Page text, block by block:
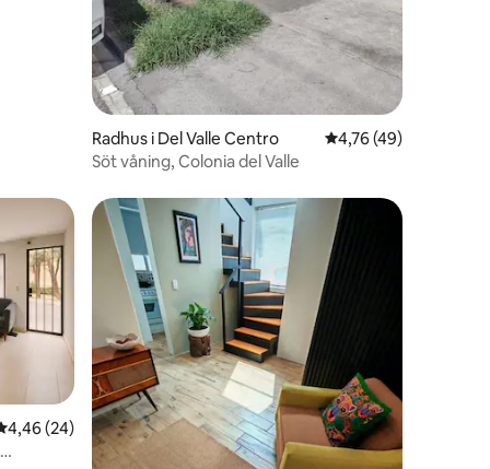
Radhus i Del Valle Centro 4,76 av 5 i
4,76 (49)
Söt våning, Colonia del Valle
av 5 i genomsnittligt betyg, 24 omdömen
4,46 (24)